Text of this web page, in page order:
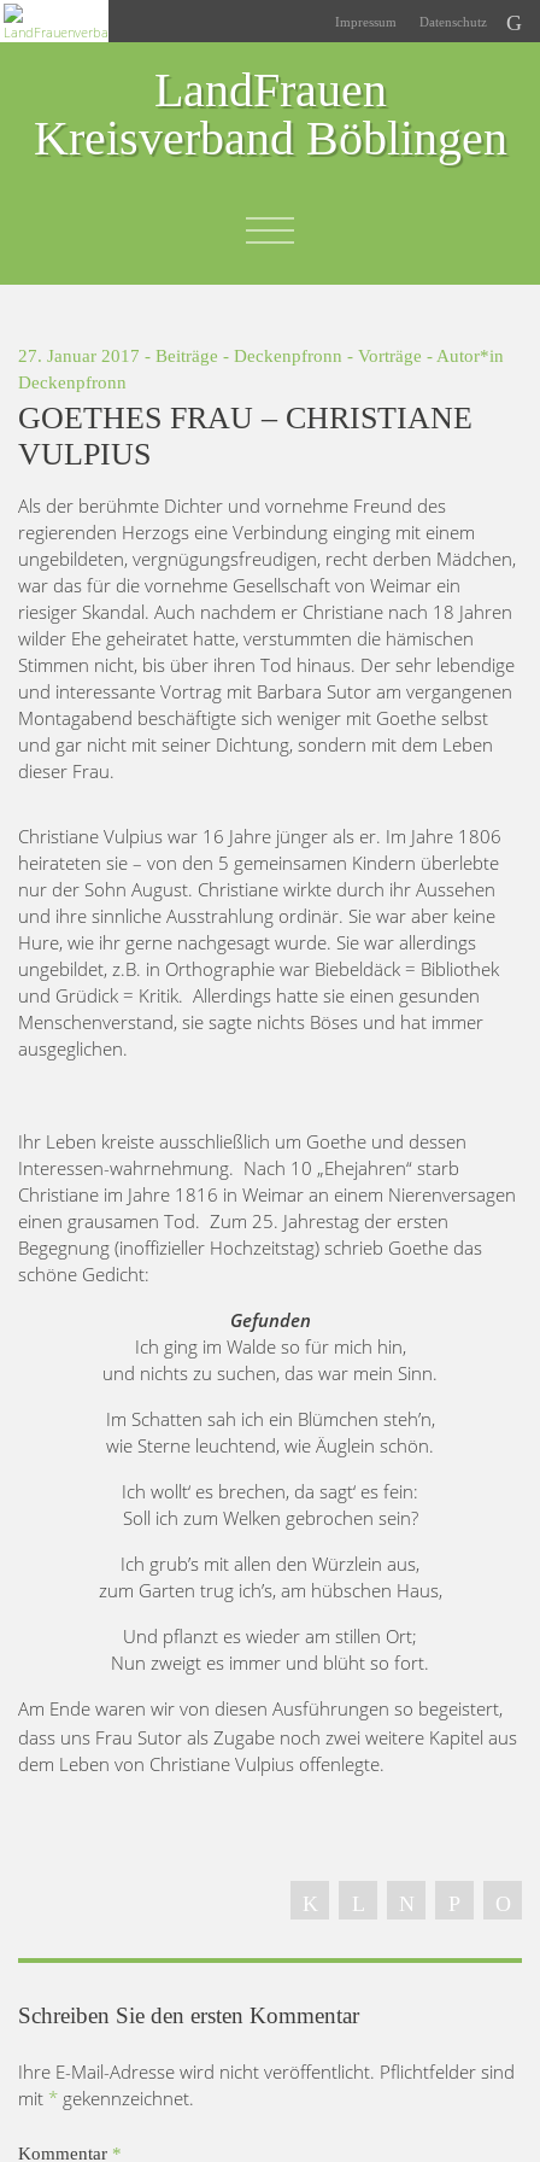
Impressum Datenschutz
LandFrauen
Kreisverband Böblingen
27. Januar 2017 - Beiträge - Deckenpfronn - Vorträge - Autor*in
Deckenpfronn
GOETHES FRAU – CHRISTIANE
VULPIUS
Als der berühmte Dichter und vornehme Freund des
regierenden Herzogs eine Verbindung einging mit einem
ungebildeten, vergnügungsfreudigen, recht derben Mädchen,
war das für die vornehme Gesellschaft von Weimar ein
riesiger Skandal. Auch nachdem er Christiane nach 18 Jahren
wilder Ehe geheiratet hatte, verstummten die hämischen
Stimmen nicht, bis über ihren Tod hinaus. Der sehr lebendige
und interessante Vortrag mit Barbara Sutor am vergangenen
Montagabend beschäftigte sich weniger mit Goethe selbst
und gar nicht mit seiner Dichtung, sondern mit dem Leben
dieser Frau.
Christiane Vulpius war 16 Jahre jünger als er. Im Jahre 1806
heirateten sie – von den 5 gemeinsamen Kindern überlebte
nur der Sohn August. Christiane wirkte durch ihr Aussehen
und ihre sinnliche Ausstrahlung ordinär. Sie war aber keine
Hure, wie ihr gerne nachgesagt wurde. Sie war allerdings
ungebildet, z.B. in Orthographie war Biebeldäck = Bibliothek
und Grüdick = Kritik. Allerdings hatte sie einen gesunden
Menschenverstand, sie sagte nichts Böses und hat immer
ausgeglichen.
Ihr Leben kreiste ausschließlich um Goethe und dessen
Interessen-wahrnehmung. Nach 10 „Ehejahren“ starb
Christiane im Jahre 1816 in Weimar an einem Nierenversagen
einen grausamen Tod. Zum 25. Jahrestag der ersten
Begegnung (inoffizieller Hochzeitstag) schrieb Goethe das
schöne Gedicht:
Gefunden
Ich ging im Walde so für mich hin,
und nichts zu suchen, das war mein Sinn.
Im Schatten sah ich ein Blümchen steh’n,
wie Sterne leuchtend, wie Äuglein schön.
Ich wollt‘ es brechen, da sagt‘ es fein:
Soll ich zum Welken gebrochen sein?
Ich grub’s mit allen den Würzlein aus,
zum Garten trug ich’s, am hübschen Haus,
Und pflanzt es wieder am stillen Ort;
Nun zweigt es immer und blüht so fort.
Am Ende waren wir von diesen Ausführungen so begeistert,
dass uns Frau Sutor als Zugabe noch zwei weitere Kapitel aus
dem Leben von Christiane Vulpius offenlegte.
Schreiben Sie den ersten Kommentar
Ihre E-Mail-Adresse wird nicht veröffentlicht. Pflichtfelder sind
mit * gekennzeichnet.
Kommentar *